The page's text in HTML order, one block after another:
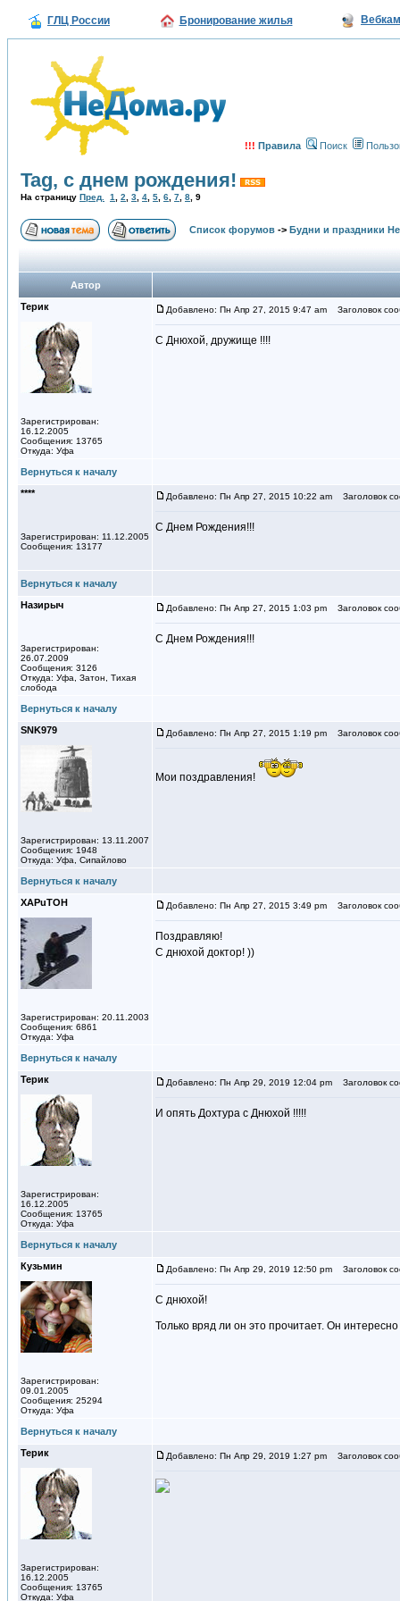
ГЛЦ России Бронирование жилья
!!! Правила Поиск
Tag, с днем рождения!
На страницу Пред. 1 2 3 4 5 6 7 8 9
Список форумов -> Будни и праздники
Автор
Терик
Зарегистрирован:
16.12.2005
Сообщения: 13765
Откуда: Уфа
Добавлено: Пн Апр 27, 2015 9:47 am Заголовок
C Днюхой, дружище !!!!
Вернуться к началу
****
Зарегистрирован: 11.12.2005
Сообщения: 13177
Добавлено: Пн Апр 27, 2015 10:22 am Заголовок
С Днем Рождения!!!
Вернуться к началу
Назирыч
Зарегистрирован:
26.07.2009
Сообщения: 3126
Откуда: Уфа, Затон, Тихая
слобода
Добавлено: Пн Апр 27, 2015 1:03 pm Заголовок
С Днем Рождения!!!
Вернуться к началу
SNK979
Зарегистрирован: 13.11.2007
Сообщения: 1948
Откуда: Уфа, Сипайлово
Добавлено: Пн Апр 27, 2015 1:19 pm Заголовок
Мои поздравления!
Вернуться к началу
XAPuTOH
Зарегистрирован: 20.11.2003
Сообщения: 6861
Откуда: Уфа
Добавлено: Пн Апр 27, 2015 3:49 pm Заголовок
Поздравляю!
С днюхой доктор! ))
Вернуться к началу
Терик
Зарегистрирован:
16.12.2005
Сообщения: 13765
Откуда: Уфа
Добавлено: Пн Апр 29, 2019 12:04 pm Заголовок
И опять Дохтура с Днюхой !!!!!
Вернуться к началу
Кузьмин
Зарегистрирован:
09.01.2005
Сообщения: 25294
Откуда: Уфа
Добавлено: Пн Апр 29, 2019 12:50 pm Заголовок
С днюхой!
Только вряд ли он это прочитает. Он
Вернуться к началу
Терик
Зарегистрирован:
16.12.2005
Сообщения: 13765
Откуда: Уфа
Добавлено: Пн Апр 29, 2019 1:27 pm Заголовок